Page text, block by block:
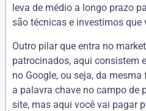
leva de médio a longo prazo
são técnicas e investimos que
Outro pilar que entra no
patrocinados, aqui consistem
no Google, ou seja, da
a palavra chave no campo de
site, mas aqui você vai pagar